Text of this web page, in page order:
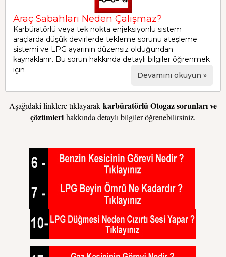
Araç Sabahları Neden Çalışmaz?
Karbüratörlü veya tek nokta enjeksiyonlu sistem
araçlarda düşük devirlerde tekleme sorunu ateşleme
sistemi ve LPG ayarının düzensiz olduğundan
kaynaklanır. Bu sorun hakkında detaylı bilgiler öğrenmek
için
Devamını okuyun »
Aşağıdaki linklere tıklayarak karbüratörlü Otogaz sorunları ve
çözümleri hakkında detaylı bilgiler öğrenebilirsiniz.